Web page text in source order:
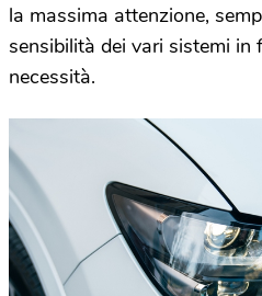
la massima attenzione,
sensibilità dei vari sistemi in
necessità.